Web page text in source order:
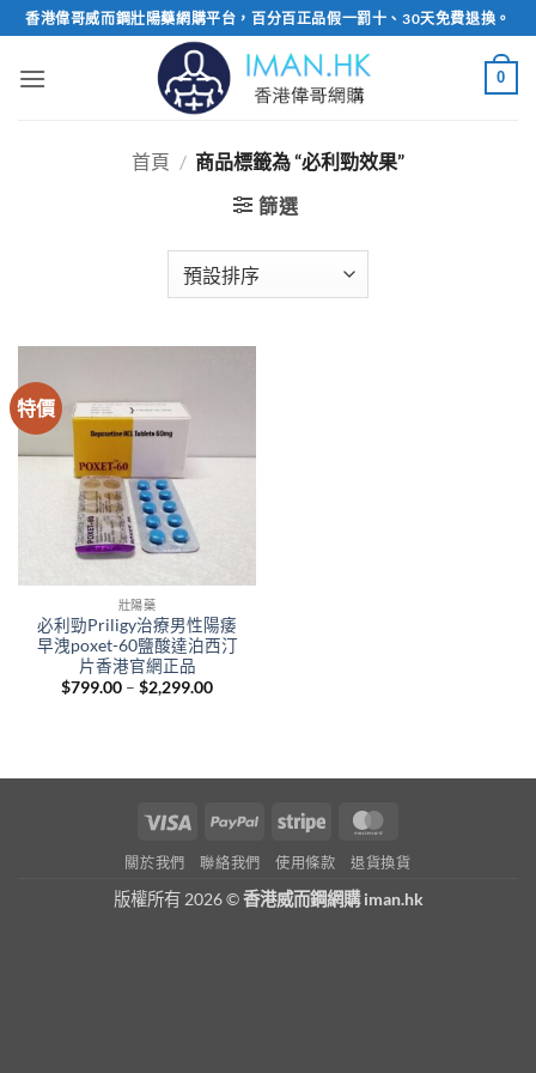
Skip
to
content
香港偉哥威而鋼壯陽藥網購平台，百分百正品假一罰十、30天免費退換。
0
首頁 / 商品標籤為 “必利勁效果”
篩選
特價
壯陽藥
必利勁Priligy治療男性陽痿
早洩poxet-60鹽酸達泊西汀
片香港官網正品
$799.00 – $2,299.00Price
Visa PayPal Stripe
關於我們 聯絡我們 使用條款 退貨換貨
版權所有 2026 ©香港威而鋼網購 iman.hk